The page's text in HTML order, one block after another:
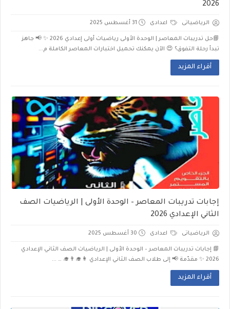
2026
الرياضياتى اعدادى 31 أغسطس 2025
📘حل تدريبات المعاصر | الوحدة الأولى رياضيات أولى إعدادي 2026 ✨ 📢 جاهز
تبدأ رحلة التفوق؟ 😍 الآن يمكنك تحميل اختبارات المعاصر الكاملة م...
أقراء المزيد
إجابات تدريبات المعاصر – الوحدة الأولى | الرياضيات الصف
الثاني الإعدادي 2026
الرياضياتى اعدادى 30 أغسطس 2025
📘 إجابات تدريبات المعاصر – الوحدة الأولى | الرياضيات الصف الثاني الإعدادي
2026 ✨ مقدّمة 📢 إلى طلاب الصف الثاني الإعدادي 👩‍🎓👨‍🎓 … ...
أقراء المزيد